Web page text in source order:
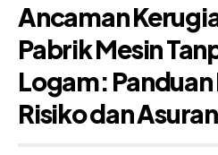
Ancaman
Pabrik Mesin
Logam:
Risiko dan